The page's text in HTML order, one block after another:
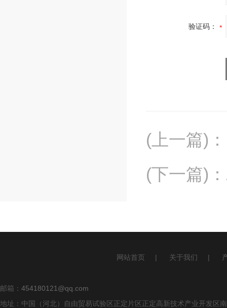
验证码：
(上一篇) ：
(下一篇) ：
网站首页 | 关于我们 |
邮箱： 454180121@qq.com
地址：中国（河北）自由贸易试验区正定片区正定高新技术产业开发区